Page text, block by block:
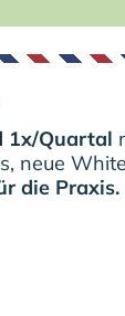
1x/Quartal
neue
die Praxis.